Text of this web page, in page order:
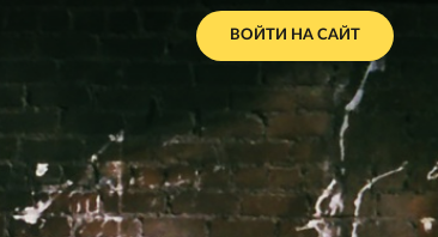
ВОЙТИ НА САЙТ